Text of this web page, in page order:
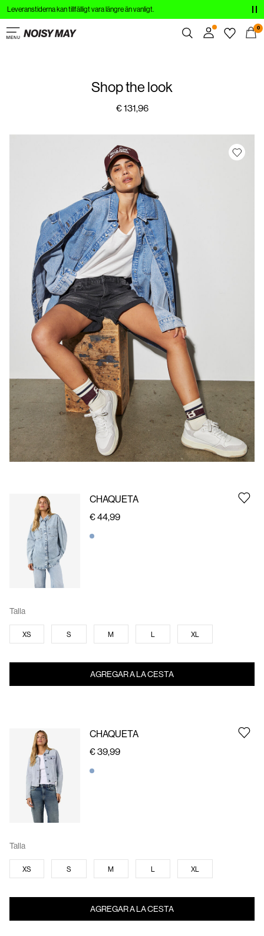
Leveranstiderna kan tillfälligt vara längre än vanligt.
Pedidos
Ayuda
0
ROPA
EN TENDENCIA
COMPRA EL ATUENDO
REBAJAS
¿Preguntas?
nosotros
España
español
Shop the look
€ 131,96
CHAQUETA
€ 44,99
Talla
XS S M L XL
AGREGAR A LA CESTA
CHAQUETA
€ 39,99
Talla
XS S M L XL
AGREGAR A LA CESTA